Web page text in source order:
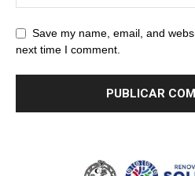
Save my name, email, and
next time I comment.